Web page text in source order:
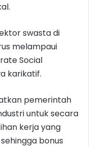
swasta di
melampaui
Social
karikatif.
pemerintah
untuk secara
kerja yang
bonus